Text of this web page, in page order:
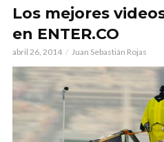
Los mejores
en ENTER.CO
abril 26, 2014 Juan Sebastián Rojas